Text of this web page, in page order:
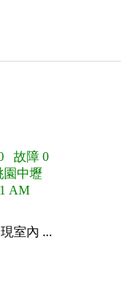
故障 0
園中壢
AM
室內 ...